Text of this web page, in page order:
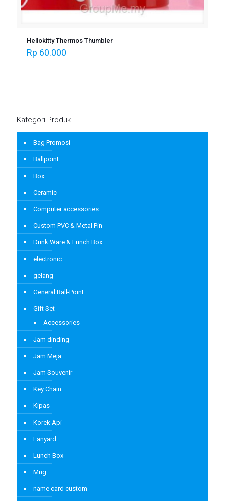
Hellokitty Thermos Thumbler
Rp 60.000
Kategori Produk
Bag Promosi
Ballpoint
Box
Ceramic
Computer accessories
Custom PVC & Metal Pin
Drink Ware & Lunch Box
electronic
gelang
General Ball-Point
Gift Set
Accessories
Jam dinding
Jam Meja
Jam Souvenir
Key Chain
Kipas
Korek Api
Lanyard
Lunch Box
Mug
name card custom